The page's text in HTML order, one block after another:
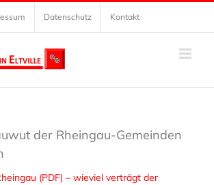
Datenschutz Kontakt
der Rheingau-Gemeinden
(PDF) – wieviel verträgt der